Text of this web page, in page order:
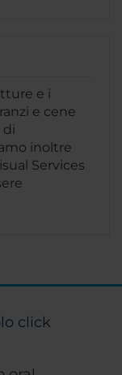
e i
e cene
di
inoltre
Services
click